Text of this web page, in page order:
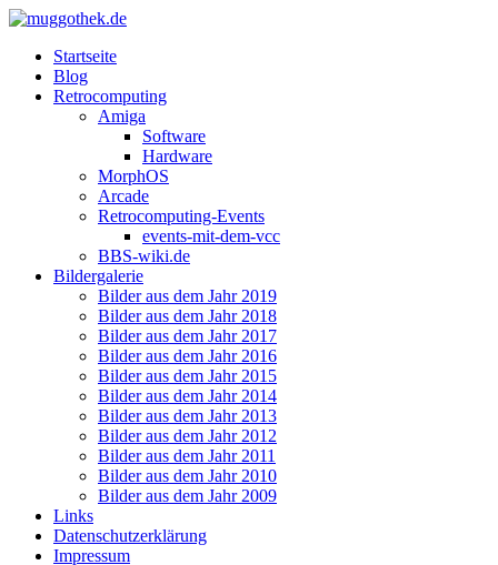
Startseite
Blog
Retrocomputing
Amiga
Software
Hardware
MorphOS
Arcade
Retrocomputing-Events
events-mit-dem-vcc
BBS-wiki.de
Bildergalerie
Bilder aus dem Jahr 2019
Bilder aus dem Jahr 2018
Bilder aus dem Jahr 2017
Bilder aus dem Jahr 2016
Bilder aus dem Jahr 2015
Bilder aus dem Jahr 2014
Bilder aus dem Jahr 2013
Bilder aus dem Jahr 2012
Bilder aus dem Jahr 2011
Bilder aus dem Jahr 2010
Bilder aus dem Jahr 2009
Links
Datenschutzerklärung
Impressum